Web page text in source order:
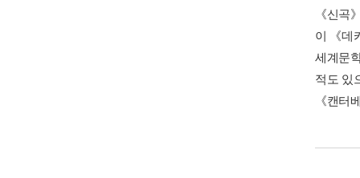
《신곡
이 《데
세계문
적도 있
《캔터